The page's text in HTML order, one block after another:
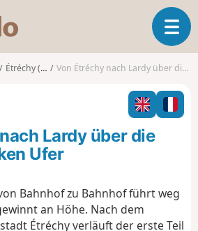
s
o
o
T
o
l
n
a
i
Étréchy (Essonne) Von Étréchy nach Lardy über die Hügel am linken Ufer
Lardy über die
Ufer
Bahnhof zu Bahnhof führt weg
an Höhe. Nach dem
Étréchy verläuft der erste Teil